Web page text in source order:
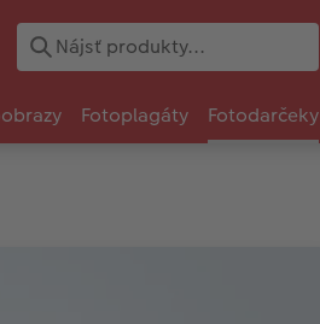
Fotoplagáty Fotodarčeky